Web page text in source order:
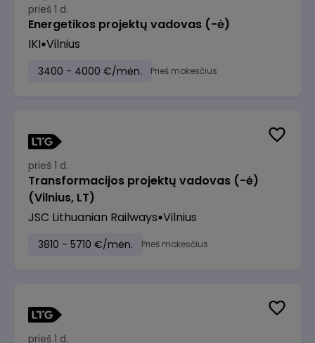
prieš 1 d.
Energetikos projektų vadovas (-ė)
IKI Vilnius
3400 - 4000 €/mėn. Prieš mokesčius
prieš 1 d.
Transformacijos projektų vadovas (-ė)
(Vilnius, LT)
JSC Lithuanian Railways Vilnius
3810 - 5710 €/mėn. Prieš mokesčius
prieš 1 d.